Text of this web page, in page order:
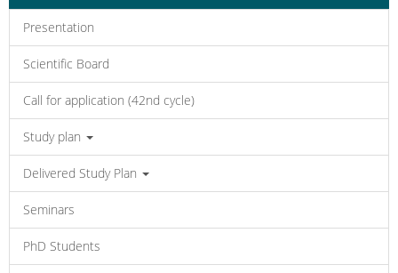
Presentation
Scientific Board
Call for application (42nd cycle)
Study plan
Delivered Study Plan
Seminars
PhD Students